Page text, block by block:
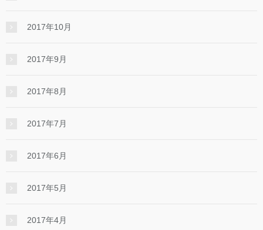
2017年10月
2017年9月
2017年8月
2017年7月
2017年6月
2017年5月
2017年4月